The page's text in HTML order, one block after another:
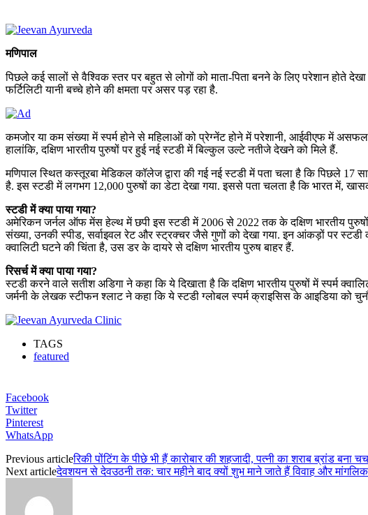
मणिपाल
पिछले कई सालों से वैश्विक स्तर पर बहुत से लोगों को माता-पिता बनने के लिए परेशान होते
फर्टिलिटी यानी बच्चे होने की क्षमता पर असर पड़ रहा है.
कमजोर या कम संख्या में स्पर्म होने से महिलाओं को प्रेग्नेंट होने में परेशानी, आईवीएफ में
हालांकि, दक्षिण भारतीय पुरुषों पर हुई नई स्टडी में बिल्कुल उल्टे नतीजे देखने को मिले हैं.
मणिपाल स्थित कस्तूरबा मेडिकल कॉलेज द्वारा की गई नई स्टडी में पता चला है कि पिछले 17
है. इस स्टडी में लगभग 12,000 पुरुषों का डेटा देखा गया. इससे पता चलता है कि भारत में,
स्टडी में क्या पाया गया?
अमेरिकन जर्नल ऑफ मेंस हेल्थ में छपी इस स्टडी में 2006 से 2022 तक के दक्षिण भारतीय
संख्या, उनकी स्पीड, सर्वाइवल रेट और स्ट्रक्चर जैसे गुणों को देखा गया. इन आंकड़ों पर स्टडी
क्वालिटी घटने की चिंता है, उस डर के दायरे से दक्षिण भारतीय पुरुष बाहर हैं.
रिसर्च में क्या पाया गया?
स्टडी करने वाले सतीश अडिगा ने कहा कि ये दिखाता है कि दक्षिण भारतीय पुरुषों में स्पर्म
जर्मनी के लेखक स्टीफन श्लाट ने कहा कि ये स्टडी ग्लोबल स्पर्म क्राइसिस के आइडिया को
TAGS
featured
Facebook
Twitter
Pinterest
WhatsApp
Previous articleरिकी पोंटिंग के पीछे भी हैं कारोबार की शहजादी, पत्नी का शराब ब्रांड बना
Next articleदेवशयन से देवउठनी तक: चार महीने बाद क्यों शुभ माने जाते हैं विवाह और मांगलिक